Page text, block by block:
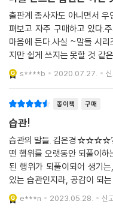
습관에 관해 생각하다 보면 ‘
내게 어떤 좋은 습관이 있고
하는 행동과 싫어하면서도 되
모두 자연스럽게 살펴보게 되
수밖에 없습니다. 이 책을 쓰
다고 고백합니다.
습관을 다룬 책에는 사회적으
다. 장대한 성공의 근간은 결
30분 독서와 같은 사소한 습
는 이들의 이야기를 수집하며
은 습관이라도 새로운 루틴을
요하다는 것을 깨달았습니다.
출판계 종사자도 아니면서
펴보고 자주 구매하고 있다.
마음에 든다.사실 ~말들 시
지만 쉽게 쓰지는 못할 것 같
야하고책을 읽고 자신의 생각
수 있는 사람만이 쓸
s****b 2020.07.27.
종이책 구매
습관!
습관의 말들. 김은경
떤 행위를 오랫동안 되풀이
된 행위가 되풀이되어 생기
있는 습관인지라, 공감이 되
스는 영국의 시인이자 동화
스와 곰 세 마리'
e***n 2023.05.28. 신